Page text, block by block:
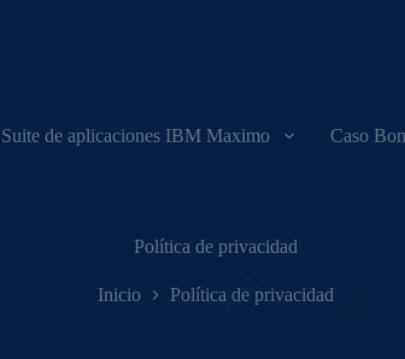
Suite de aplicaciones IBM Maximo Caso
Política de privacidad
Inicio Política de privacidad